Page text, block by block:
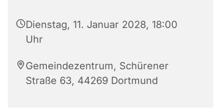
Dienstag, 11. Januar 2028, 18:00
Uhr
Gemeindezentrum, Schürener
Straße 63, 44269 Dortmund